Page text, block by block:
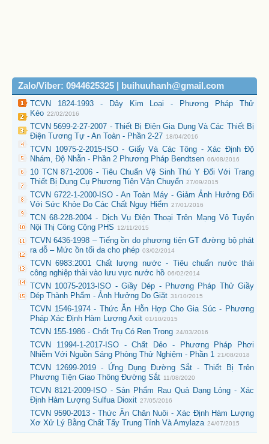
Zalo/Viber: 0944625325 | buihuuhanh@gmail.com
TCVN 1824-1993 - Dây Kim Loại - Phương Pháp Thử
Kéo 22/02/2016
TCVN 5699-2-27-2007 - Thiết Bị Điện Gia Dụng Và Các Thiết Bị
Điện Tương Tự - An Toàn - Phần 2-27 18/04/2016
TCVN 10975-2-2015-ISO - Giấy Và Các Tông - Xác Định Độ
Nhám, Độ Nhẵn - Phần 2 Phương Pháp Bendtsen 06/08/2016
10 TCN 871-2006 - Tiêu Chuẩn Vệ Sinh Thú Y Đối Với Trang
Thiết Bị Dụng Cụ Phương Tiện Vận Chuyển 27/09/2015
TCVN 6722-1-2000-ISO - An Toàn Máy - Giảm Ảnh Hưởng Đối
Với Sức Khỏe Do Các Chất Nguy Hiểm 27/01/2016
TCN 68-228-2004 - Dịch Vụ Điện Thoại Trên Mạng Vô Tuyến
Nội Thị Công Cộng PHS
12/11/2015
TCVN 6436-1998 – Tiếng ồn do phương tiện GT đường bộ phát
ra đỗ – Mức ồn tối đa cho phép 03/02/2014
TCVN 6983:2001 Chất lượng nước - Tiêu chuẩn nước thải
công nghiệp thải vào lưu vực nước hồ 06/02/2014
TCVN 10075-2013-ISO - Giầy Dép - Phương Pháp Thử Giầy
Dép Thành Phẩm - Ảnh Hưởng Do Giặt 31/10/2015
TCVN 1546-1974 - Thức Ăn Hỗn Hợp Cho Gia Súc - Phương
Pháp Xác Định Hàm Lượng Axit 01/10/2015
TCVN 155-1986 - Chốt Trụ Có Ren Trong 24/03/2016
TCVN 11994-1-2017-ISO - Chất Dẻo - Phương Pháp Phơi
Nhiễm Với Nguồn Sáng Phòng Thử Nghiệm - Phần 1 21/08/2018
TCVN 12699-2019 - Ứng Dụng Đường Sắt - Thiết Bị Trên
Phương Tiện Giao Thông Đường Sắt 11/08/2020
TCVN 8121-2009-ISO - Sản Phẩm Rau Quả Dạng Lỏng - Xác
Định Hàm Lượng Sulfua Dioxit 27/05/2016
TCVN 9590-2013 - Thức Ăn Chăn Nuôi - Xác Định Hàm Lượng
Xơ Xử Lý Bằng Chất Tẩy Trung Tính Và Amylaza 24/07/2015